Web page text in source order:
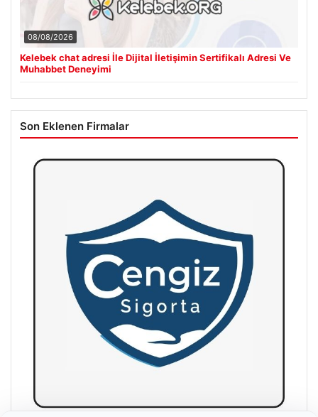
08/08/2026
Kelebek chat adresi İle Dijital İletişimin Sertifikalı Adresi Ve
Muhabbet Deneyimi
Son Eklenen Firmalar